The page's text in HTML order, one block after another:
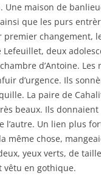
Une maison de
que les purs
changement,
deux
d’Antoine.
d’urgence. Ils
La paire de
beaux. Ils donnaient
l’autre. Un lien plus
même chose,
yeux verts, de
vêtu en gothique.